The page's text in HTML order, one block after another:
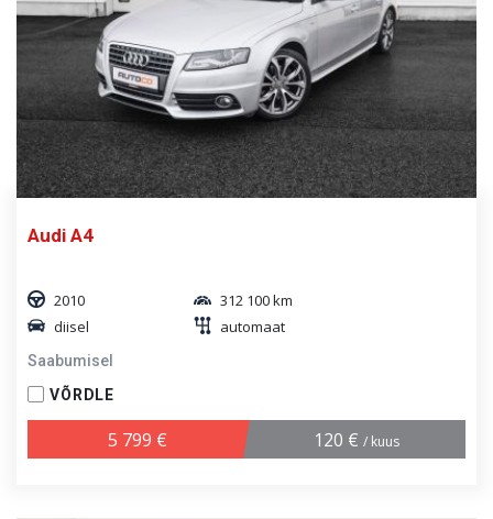
Audi A4
2010
312 100 km
diisel
automaat
Saabumisel
VÕRDLE
5 799 € 120 € / kuus